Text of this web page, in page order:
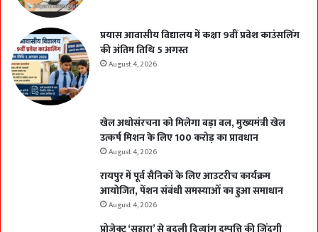
प्रयास आवासीय विद्यालय में कक्षा 9वीं प्रवेश काउंसलिंग
की अंतिम तिथि 5 अगस्त
August 4, 2026
खेल अधोसंरचना को मिलेगा बड़ा बल, मुख्यमंत्री खेल
उत्कर्ष मिशन के लिए 100 करोड़ का प्रावधान
August 4, 2026
रायपुर में पूर्व सैनिकों के लिए आउटरीच कार्यक्रम
आयोजित, पेंशन संबंधी समस्याओं का हुआ समाधान
August 4, 2026
प्रोजेक्ट ‘सहारा’ से बदली दिव्यांग दम्पत्ति की जिंदगी